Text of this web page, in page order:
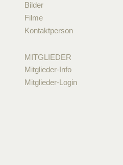
Bilder
Filme
Kontaktperson
MITGLIEDER
Mitglieder-Info
Mitglieder-Login